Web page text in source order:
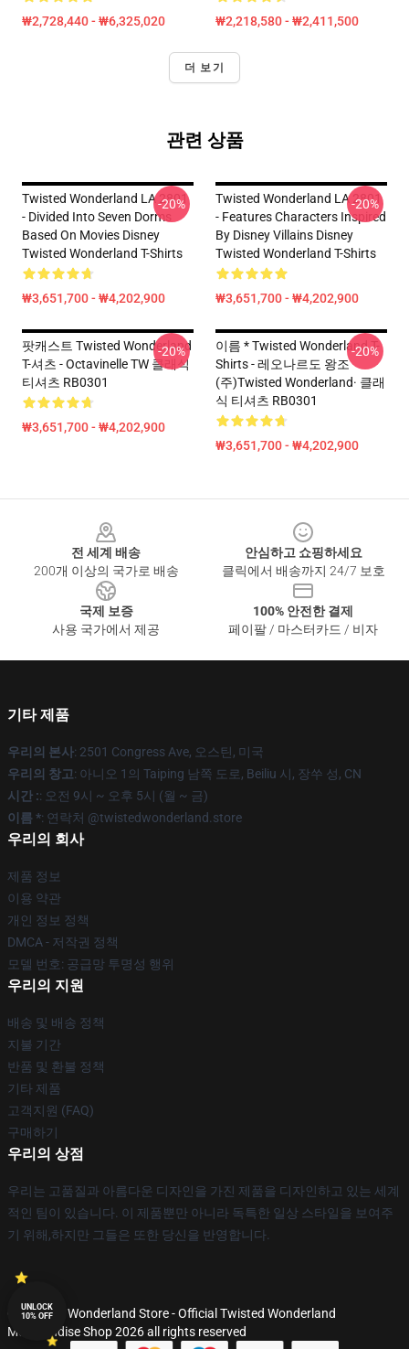
₩2,728,440 - ₩6,325,020 ₩2,218,580 - ₩2,411,500
더 보기
관련 상품
Twisted Wonderland LA 2801
- Divided Into Seven Dorms
Based On Movies Disney
Twisted Wonderland T-Shirts
₩3,651,700 - ₩4,202,900
-20%
Twisted Wonderland LA 2801
- Features Characters Inspired
By Disney Villains Disney
Twisted Wonderland T-Shirts
₩3,651,700 - ₩4,202,900
-20%
팟캐스트 Twisted Wonderland
T-셔츠 - Octavinelle TW 클래식
티셔츠 RB0301
₩3,651,700 - ₩4,202,900
-20%
이름 * Twisted Wonderland T-
Shirts - 레오나르도 왕조
(주)Twisted Wonderland· 클래
식 티셔츠 RB0301
₩3,651,700 - ₩4,202,900
-20%
전 세계 배송
200개 이상의 국가로 배송
안심하고 쇼핑하세요
클릭에서 배송까지 24/7 보호
국제 보증
사용 국가에서 제공
100% 안전한 결제
페이팔 / 마스터카드 / 비자
기타 제품
우리의 본사: 2501 Congress Ave, 오스틴, 미국
우리의 창고: 아니오 1의 Taiping 남쪽 도로, Beiliu 시, 장쑤 성, CN
시간 :: 오전 9시 ~ 오후 5시 (월 ~ 금)
이름 *: 연락처 @twistedwonderland.store
우리의 회사
제품 정보
이용 약관
개인 정보 정책
DMCA - 저작권 정책
모델 번호: 공급망 투명성 행위
우리의 지원
배송 및 배송 정책
지불 기간
반품 및 환불 정책
기타 제품
고객지원 (FAQ)
구매하기
우리의 상점
우리는 고품질과 아름다운 디자인을 가진 제품을 디자인하고 있는 세계
적인 팀이 있습니다. 이 제품뿐만 아니라 독특한 일상 스타일을 보여주
기 위해,하지만 그들은 또한 당신을 반영합니다.
© Twisted Wonderland Store - Official Twisted Wonderland
Merchandise Shop 2026 all rights reserved
UNLOCK
10% OFF